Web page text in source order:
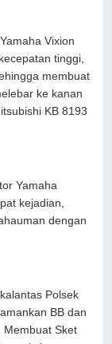
Vixion
tinggi,
membuat
ke kanan
KB 8193
Yamaha
kejadian,
dengan
Polsek
BB dan
Membuat Sket